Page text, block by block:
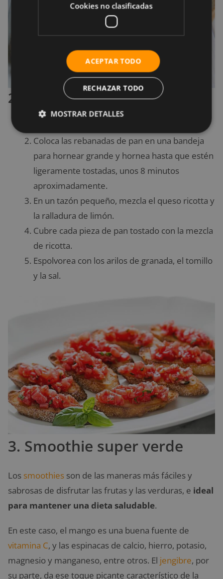
2.2 Preparación
Coloca las rebanadas de pan en una bandeja
para hornear grande y hornea hasta que estén
ligeramente tostadas, unos 8 minutos
aproximadamente.
En un tazón pequeño, mezcla el queso ricotta y
la ralladura de limón.
Cubre cada pieza de pan tostado con la mezcla
de ricotta.
Espolvorea con los arilos de granada, el tomillo
y la sal.
3. Smoothie super verde
Los smoothies son de las maneras más fáciles y
sabrosas de disfrutar las frutas y las verduras, e ideal
para mantener una dieta saludable.
En este caso, el mango es una buena fuente de
vitamina C, y las espinacas de calcio, hierro, potasio,
magnesio y manganeso, entre otros. El jengibre, por
su parte, da ese toque picante característico de la
Cookies no clasificadas
ACEPTAR TODO
RECHAZAR TODO
MOSTRAR DETALLES